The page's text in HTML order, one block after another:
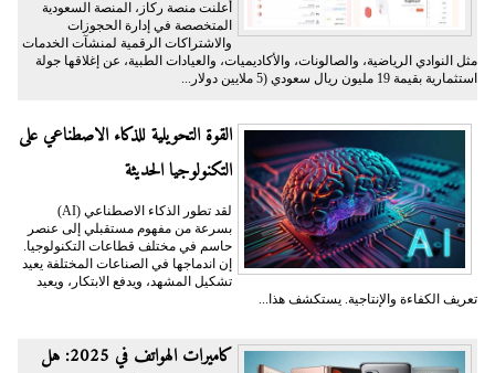
أعلنت منصة ركاز، المنصة السعودية
المتخصصة في إدارة الحجوزات
والاشتراكات الرقمية لمنشآت الخدمات
مثل النوادي الرياضية، والصالونات، والأكاديميات، والعيادات الطبية، عن إغلاقها جولة
استثمارية بقيمة 19 مليون ريال سعودي (5 ملايين دولار...
القوة التحويلية للذكاء الاصطناعي على
التكنولوجيا الحديثة
لقد تطور الذكاء الاصطناعي (AI)
بسرعة من مفهوم مستقبلي إلى عنصر
حاسم في مختلف قطاعات التكنولوجيا.
إن اندماجها في الصناعات المختلفة يعيد
تشكيل المشهد، ويدفع الابتكار، ويعيد
تعريف الكفاءة والإنتاجية. يستكشف هذا...
كاميرات الهواتف في 2025: هل